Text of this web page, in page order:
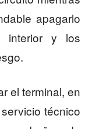
apagarlo
interior y los
el terminal, en
técnico